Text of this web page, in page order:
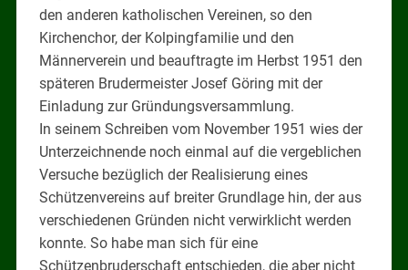
den anderen katholischen Vereinen, so den
Kirchenchor, der Kolpingfamilie und den
Männerverein und beauftragte im Herbst 1951 den
späteren Brudermeister Josef Göring mit der
Einladung zur Gründungsversammlung.
In seinem Schreiben vom November 1951 wies der
Unterzeichnende noch einmal auf die vergeblichen
Versuche bezüglich der Realisierung eines
Schützenvereins auf breiter Grundlage hin, der aus
verschiedenen Gründen nicht verwirklicht werden
konnte. So habe man sich für eine
Schützenbruderschaft entschieden, die aber nicht